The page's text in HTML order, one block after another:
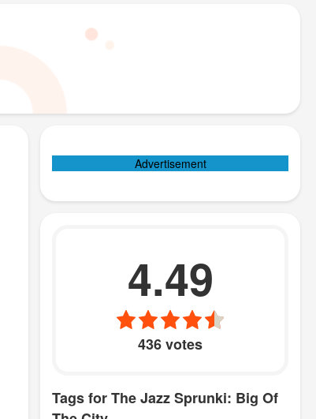
Advertisement
4.49
436 votes
Tags for The Jazz Sprunki: Big Of